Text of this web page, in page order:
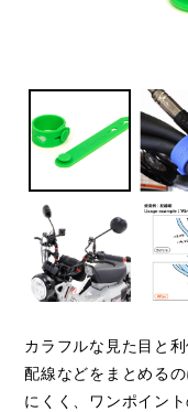
カラフルな見た目と
配線などをまとめる
にくく、ワンポイン